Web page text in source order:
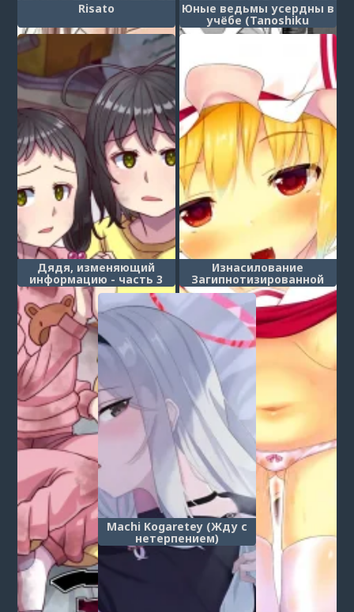
Risato Юные ведьмы усердны в
учёбе (Tanoshiku
Ganbaru! Majo Minarai /
Best! Witch Apprentice)
Дядя, изменяющий
информацию - часть 3
(Jouhou Kaihen Lolicon Oji-
san 3)
Изнасилование
Загипнотизированной
Флан (Saiminkan Flandre)
Machi Kogaretey (Жду с
нетерпением)
1 2 6